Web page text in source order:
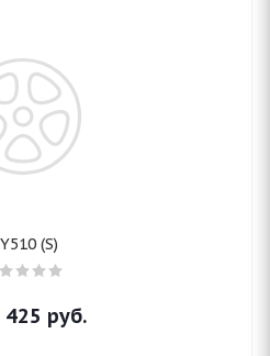
(S)
425 руб.